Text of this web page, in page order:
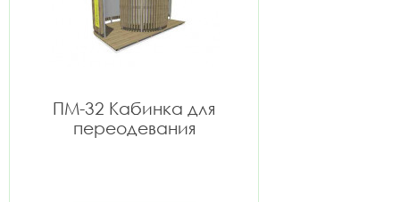
ПМ-32 Кабинка для
переодевания